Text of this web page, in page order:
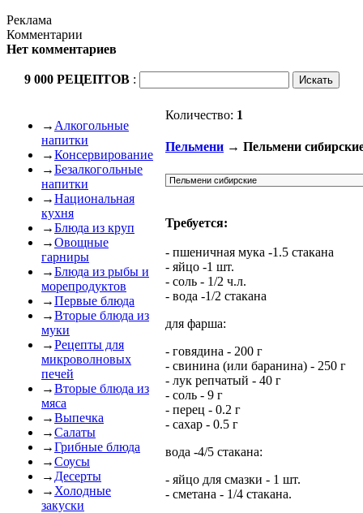
Реклама
Комментарии
Нет комментариев
9 000 РЕЦЕПТОВ :
→ Алкогольные
напитки
→Консервирование
→Безалкогольные
напитки
→Национальная
кухня
→Блюда из круп
→Овощные
гарниры
→Блюда из рыбы и
морепродуктов
→Первые блюда
→Вторые блюда из
муки
→Рецепты для
микроволновых
печей
→Вторые блюда из
мяса
→Выпечка
→Салаты
→Грибные блюда
→Соусы
→ Десерты
→ Холодные
закуски
Количество: 1
Пельмени → Пельмени
Требуется:
- пшеничная мука -1.5 стакана
- яйцо -1 шт.
- соль - 1/2 ч.л.
- вода -1/2 стакана
для фарша:
- говядина - 200 г
- свинина (или баранина) - 250 г
- лук репчатый - 40 г
- соль - 9 г
- перец - 0.2 г
- сахар - 0.5 г
вода -4/5 стакана:
- яйцо для смазки - 1 шт.
- сметана - 1/4 стакана.